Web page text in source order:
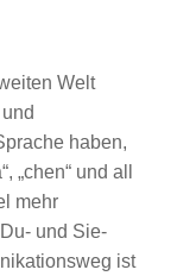
Welt
haben,
„chen“ und all
mehr
und Sie-
ist